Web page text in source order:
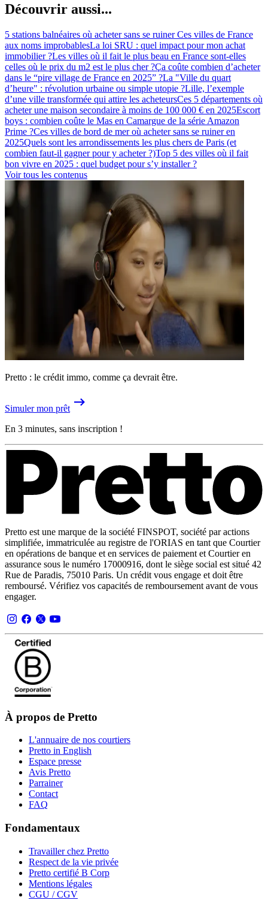
Découvrir aussi...
5 stations balnéaires où acheter sans se ruinerCes villes de France
aux noms improbablesLa loi SRU : quel impact pour mon achat
immobilier ?Les villes où il fait le plus beau en France sont-elles
celles où le prix du m2 est le plus cher ?Ça coûte combien d’acheter
dans le “pire village de France en 2025” ?La "Ville du quart
d’heure" : révolution urbaine ou simple utopie ?Lille, l’exemple
d’une ville transformée qui attire les acheteursCes 5 départements où
acheter une maison secondaire à moins de 100 000 € en 2025Escort
boys : combien coûte le Mas en Camargue de la série Amazon
Prime ?Ces villes de bord de mer où acheter sans se ruiner en
2025Quels sont les arrondissements les plus chers de Paris (et
combien faut-il gagner pour y acheter ?)Top 5 des villes où il fait
bon vivre en 2025 : quel budget pour s’y installer ?
Voir tous les contenus
Pretto : le crédit immo, comme ça devrait être.
Simuler mon prêt
En 3 minutes, sans inscription !
Pretto est une marque de la société FINSPOT, société par actions
simplifiée, immatriculée au registre de l'ORIAS en tant que Courtier
en opérations de banque et en services de paiement et Courtier en
assurance sous le numéro 17000916, dont le siège social est situé 42
Rue de Paradis, 75010 Paris. Un crédit vous engage et doit être
remboursé. Vérifiez vos capacités de remboursement avant de vous
engager.
À propos de Pretto
L'annuaire de nos courtiers
Pretto in English
Espace presse
Avis Pretto
Parrainer
Contact
FAQ
Fondamentaux
Travailler chez Pretto
Respect de la vie privée
Pretto certifié B Corp
Mentions légales
CGU / CGV